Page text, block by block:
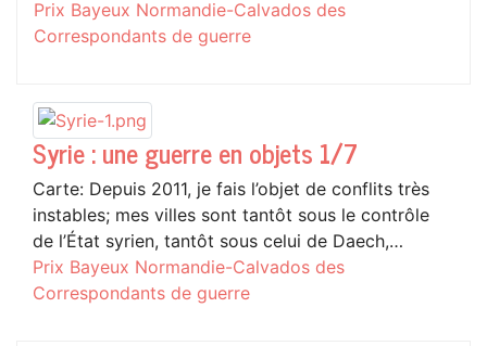
Prix Bayeux Normandie-Calvados des
Correspondants de guerre
Syrie : une guerre en objets 1/7
Carte: Depuis 2011, je fais l’objet de conflits très
instables; mes villes sont tantôt sous le contrôle
de l’État syrien, tantôt sous celui de Daech,…
Prix Bayeux Normandie-Calvados des
Correspondants de guerre